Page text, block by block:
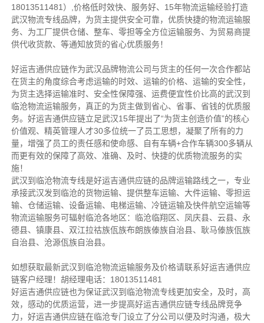
18013511481）,价格低时效快、服务好、15年物流运输经验打造
武汉物流专线品牌，为货主提供安全可靠，优质快捷的物流运输服
务、为工厂提供仓储、整车、零担等全方位运输服务、为贸易商提
供代收货款、等通知放货的省心优质服务！
好运吉通供应链作为武汉品牌物流公司与货主的任何一次合作都站
在货主的角度综合考虑运输的时效、运输的价格、运输的安全性，
为货主选择运输准时、安全性保障强、运费便宜性价比高的武汉到
临沧物流运输服务，真正的为货主做到省心、省事、省钱的优质服
务。好运吉通供应链立足武汉15年提出了“为货主创造价值”的核心
价值观、精英管理人才30多位统一了员工思想，凝聚了所有的力
量，增强了员工的责任感和使命感、自有车辆+合作车辆300多辆从
而更有效的保障了高效、准确、及时、快捷的优质物流服务的实
施！
武汉到临沧物流专线是好运吉通供应链的品牌运输路线之一，专业
承接武汉发到临沧的货物运输、提供整车运输、大件运输、零担运
输、仓储运输、设备运输、电梯运输、冷链运输及快件航空运输等
物流运输服务可辐射临沧各地区：临沧临翔区、凤庆县、云县、永
德县、镇康县、双江拉祜族佤族布朗族傣族自治县、耿马傣族佤族
自治县、沧源佤族自治县。
如想获取最新武汉到临沧物流运输服务及价格请联系好运吉通供应
链客户经理！胡经理电话：18013511481
好运吉通供应链也为保证武汉到临沧物流专线更加安全，及时，高
效，感动的优质运营，进一步提高好运吉通供应链专线品牌竞争
力，好运吉通供应链在临沧专门设立了分公司以便及时沟通，极大